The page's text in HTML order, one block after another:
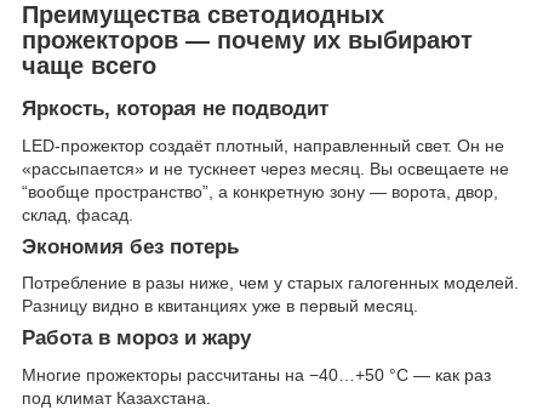
Преимущества светодиодных
прожекторов — почему их выбирают
чаще всего
Яркость, которая не подводит
LED-прожектор создаёт плотный, направленный свет. Он не
«рассыпается» и не тускнеет через месяц. Вы освещаете не
“вообще пространство”, а конкретную зону — ворота, двор,
склад, фасад.
Экономия без потерь
Потребление в разы ниже, чем у старых галогенных моделей.
Разницу видно в квитанциях уже в первый месяц.
Работа в мороз и жару
Многие прожекторы рассчитаны на −40…+50 °C — как раз
под климат Казахстана.